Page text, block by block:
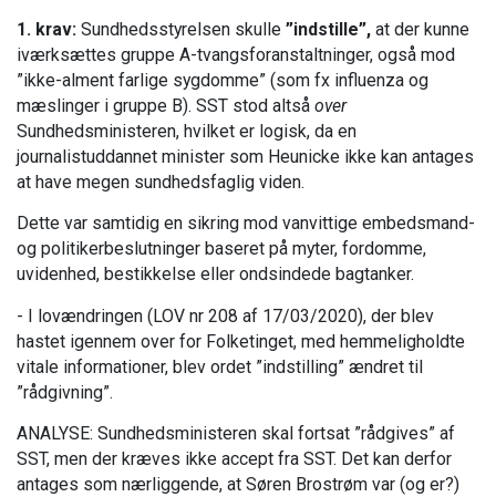
1. krav: Sundhedsstyrelsen skulle ”indstille”, at der kunne
iværksættes gruppe A-tvangsforanstaltninger, også mod
”ikke-alment farlige sygdomme” (som fx influenza og
mæslinger i gruppe B). SST stod altså over
Sundhedsministeren, hvilket er logisk, da en
journalistuddannet minister som Heunicke ikke kan antages
at have megen sundhedsfaglig viden.
Dette var samtidig en sikring mod vanvittige embedsmand-
og politikerbeslutninger baseret på myter, fordomme,
uvidenhed, bestikkelse eller ondsindede bagtanker.
- I lovændringen (LOV nr 208 af 17/03/2020), der blev
hastet igennem over for Folketinget, med hemmeligholdte
vitale informationer, blev ordet ”indstilling” ændret til
”rådgivning”.
ANALYSE: Sundhedsministeren skal fortsat ”rådgives” af
SST, men der kræves ikke accept fra SST. Det kan derfor
antages som nærliggende, at Søren Brostrøm var (og er?)